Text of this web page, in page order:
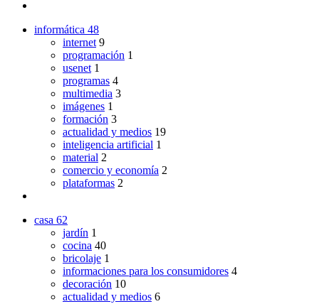
informática 48
internet 9
programación 1
usenet 1
programas 4
multimedia 3
imágenes 1
formación 3
actualidad y medios 19
inteligencia artificial 1
material 2
comercio y economía 2
plataformas 2
casa 62
jardín 1
cocina 40
bricolaje 1
informaciones para los consumidores 4
decoración 10
actualidad y medios 6